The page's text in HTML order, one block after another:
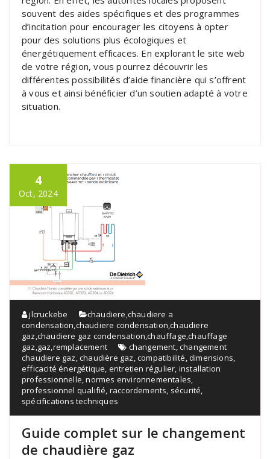
souvent des aides spécifiques et des programmes
d’incitation pour encourager les citoyens à opter
pour des solutions plus écologiques et
énergétiquement efficaces. En explorant le site web
de votre région, vous pourrez découvrir les
différentes possibilités d’aide financière qui s’offrent
à vous et ainsi bénéficier d’un soutien adapté à votre
situation.
4
Oct, 2024
jlcruckebe chaudiere,chaudiere a
condensation,chaudiere condensation,chaudiere
gaz,chaudiere gaz condensation,chauffage,chauffage
gaz,gaz,remplacement changement,changement
chaudiere gaz,chaudière gaz,compatibilité,dimensions,
efficacité énergétique, entretien régulier, installation
professionnelle,normes environnementales,
professionnel qualifié, raccordements, sécurité,
spécifications techniques
Guide complet sur le changement
de chaudière gaz